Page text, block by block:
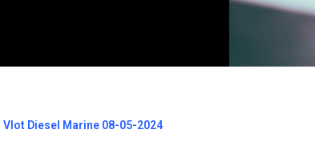
Diesel Marine 08-05-2024